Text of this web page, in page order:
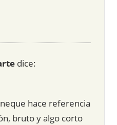
dice:
hace referencia
bruto y algo corto